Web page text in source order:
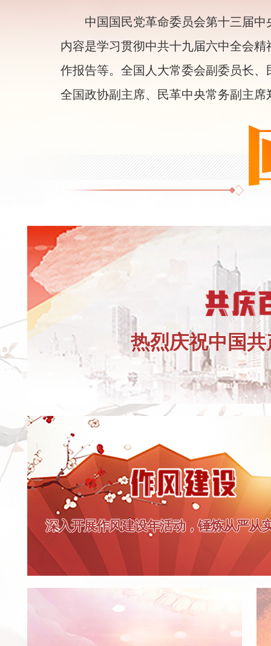
中国国民党革命委员会第十三届中
内容是学习贯彻中共十九届六中全会
作报告等。全国人大常委会副委员长
全国政协副主席、民革中央常务副主席
热烈庆祝中国
深入开展作风建设年活动，锤炼从严从